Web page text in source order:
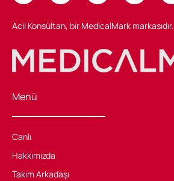
Acil Konsültan, bir MedicalMark markasıdır.
Menü
Canlı
Hakkımızda
Takım Arkadaşı